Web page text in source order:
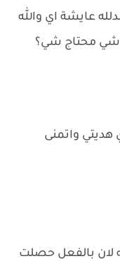
عايشة اي والله
شي محتاج شي؟
هديتي واتمنى
لان بالفعل حصلت